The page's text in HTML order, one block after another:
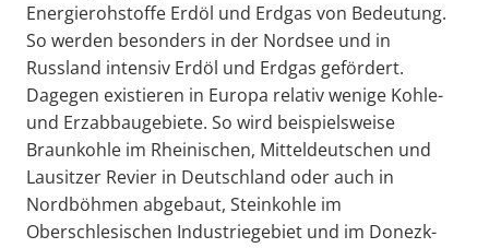
Energierohstoffe Erdöl und Erdgas von Bedeutung.
So werden besonders in der Nordsee und in
Russland intensiv Erdöl und Erdgas gefördert.
Dagegen existieren in Europa relativ wenige Kohle-
und Erzabbaugebiete. So wird beispielsweise
Braunkohle im Rheinischen, Mitteldeutschen und
Lausitzer Revier in Deutschland oder auch in
Nordböhmen abgebaut, Steinkohle im
Oberschlesischen Industriegebiet und im Donezk-